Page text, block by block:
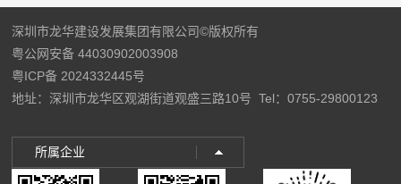
深圳市龙华建设发展集团有限公司©版权所有
粤公网安备 44030902003908
粤ICP备 2024332445号
地址：深圳市龙华区观湖街道观盛三路10号 Tel：0755-29800123
所属企业